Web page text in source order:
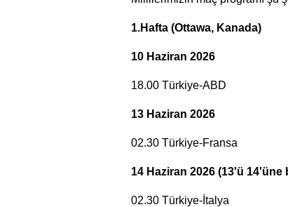
1.Hafta (Ottawa, Kanada)
10 Haziran 2026
18.00 Türkiye-ABD
13 Haziran 2026
02.30 Türkiye-Fransa
14 Haziran 2026 (13'ü 14'üne
02.30 Türkiye-İtalya